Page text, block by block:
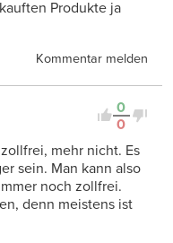
Produkte ja
Kommentar melden
0
0
mehr nicht. Es
sein. Man kann also
noch zollfrei.
denn meistens ist